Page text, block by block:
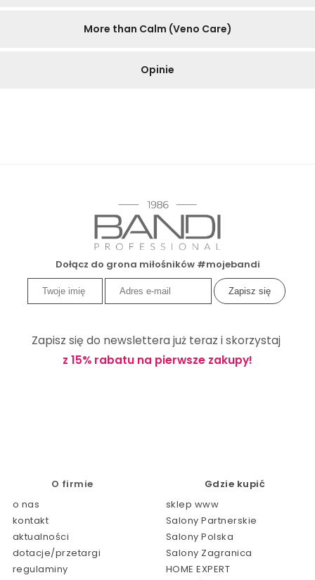
More than Calm (Veno Care)
Opinie
Dołącz do grona miłośników #mojebandi
Zapisz się do newslettera już teraz i skorzystaj
z 15% rabatu na pierwsze zakupy!
O firmie
o nas
kontakt
aktualności
dotacje/przetargi
regulaminy
Gdzie kupić
sklep www
Salony Partnerskie
Salony Polska
Salony Zagranica
HOME EXPERT